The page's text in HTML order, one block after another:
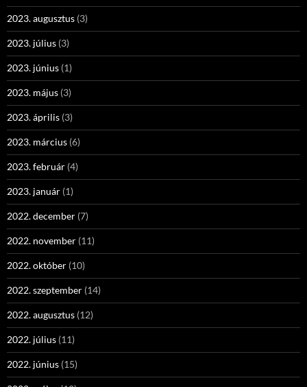
2023. augusztus (3)
2023. július (3)
2023. június (1)
2023. május (3)
2023. április (3)
2023. március (6)
2023. február (4)
2023. január (1)
2022. december (7)
2022. november (11)
2022. október (10)
2022. szeptember (14)
2022. augusztus (12)
2022. július (11)
2022. június (15)